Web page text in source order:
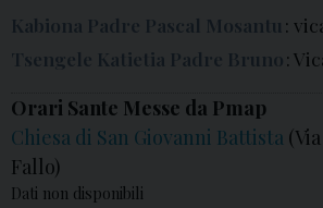
Kabiona Padre Pascal Mosantu :
Tsengele Katietia Padre Bruno:
Orari Sante Messe da Pmap
Chiesa di San Giovanni Battista
Fallo)
Dati non disponibili